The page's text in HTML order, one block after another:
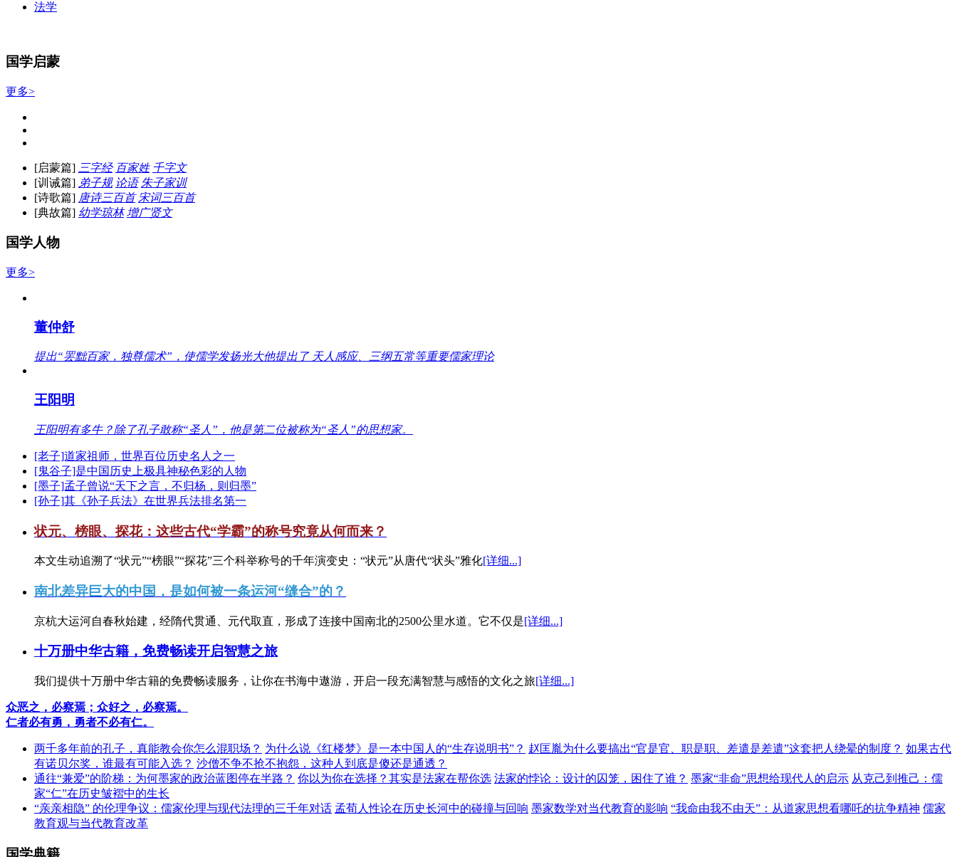
法学
国学启蒙
更多>
[启蒙篇] 三字经 百家姓 千字文
[训诫篇] 弟子规 论语 朱子家训
[诗歌篇] 唐诗三百首 宋词三百首
[典故篇] 幼学琼林 增广贤文
国学人物
更多>
董仲舒
提出“罢黜百家，独尊儒术”，使儒学发扬光大他提出了 天人感应、三纲五常等重要儒家理论
王阳明
王阳明有多牛？除了孔子敢称“圣人”，他是第二位被称为“圣人”的思想家。
[老子]道家祖师，世界百位历史名人之一
[鬼谷子]是中国历史上极具神秘色彩的人物
[墨子]孟子曾说“天下之言，不归杨，则归墨”
[孙子]其《孙子兵法》在世界兵法排名第一
状元、榜眼、探花：这些古代“学霸”的称号究竟从何而来？
本文生动追溯了“状元”“榜眼”“探花”三个科举称号的千年演变史：“状元”从唐代“状头”雅化[详细...]
南北差异巨大的中国，是如何被一条运河“缝合”的？
京杭大运河自春秋始建，经隋代贯通、元代取直，形成了连接中国南北的2500公里水道。它不仅是[详细...]
十万册中华古籍，免费畅读开启智慧之旅
我们提供十万册中华古籍的免费畅读服务，让你在书海中遨游，开启一段充满智慧与感悟的文化之旅[详细...]
众恶之，必察焉；众好之，必察焉。
仁者必有勇，勇者不必有仁。
两千多年前的孔子，真能教会你怎么混职场？ 为什么说《红楼梦》是一本中国人的“生存说明书”？ 赵匡胤为什么要搞出“官是官、职是职、差遣是差遣”这套把人绕晕的制度？ 如果古代
有诺贝尔奖，谁最有可能入选？ 沙僧不争不抢不抱怨，这种人到底是傻还是通透？
通往“兼爱”的阶梯：为何墨家的政治蓝图停在半路？ 你以为你在选择？其实是法家在帮你选 法家的悖论：设计的囚笼，困住了谁？ 墨家“非命”思想给现代人的启示 从克己到推己：儒
家“仁”在历史皱褶中的生长
“亲亲相隐” 的伦理争议：儒家伦理与现代法理的三千年对话 孟荀人性论在历史长河中的碰撞与回响 墨家数学对当代教育的影响 “我命由我不由天”：从道家思想看哪吒的抗争精神 儒家
教育观与当代教育改革
国学典籍